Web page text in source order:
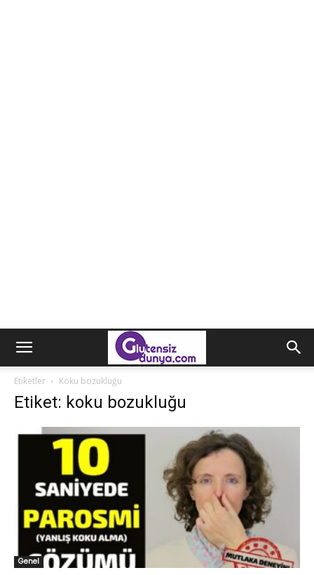
Etiketler Koku bozukluğu
Etiket: koku bozukluğu
Genel